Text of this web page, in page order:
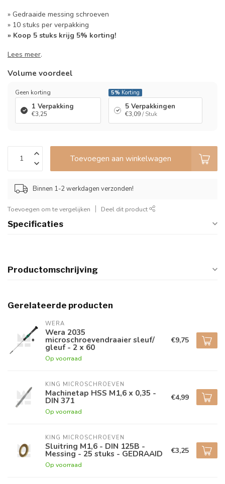
» Gedraaide messing schroeven
» 10 stuks per verpakking
» Koop 5 stuks krijg 5% korting!
Lees meer.
Volume voordeel
Geen korting
1 Verpakking
€3,25
5% Korting
5 Verpakkingen
€3,09/ Stuk
Toevoegen aan winkelwagen
Binnen 1-2 werkdagen verzonden!
Toevoegen om te vergelijken Deel dit product
Specificaties
Productomschrijving
Gerelateerde producten
WERA
Wera 2035
microschroevendraaier sleuf/
gleuf - 2 x 60
Op voorraad
€9,75
KING MICROSCHROEVEN
Machinetap HSS M1,6 x 0,35 -
DIN 371
Op voorraad
€4,99
KING MICROSCHROEVEN
Sluitring M1,6 - DIN 125B -
Messing - 25 stuks - GEDRAAID
Op voorraad
€3,25